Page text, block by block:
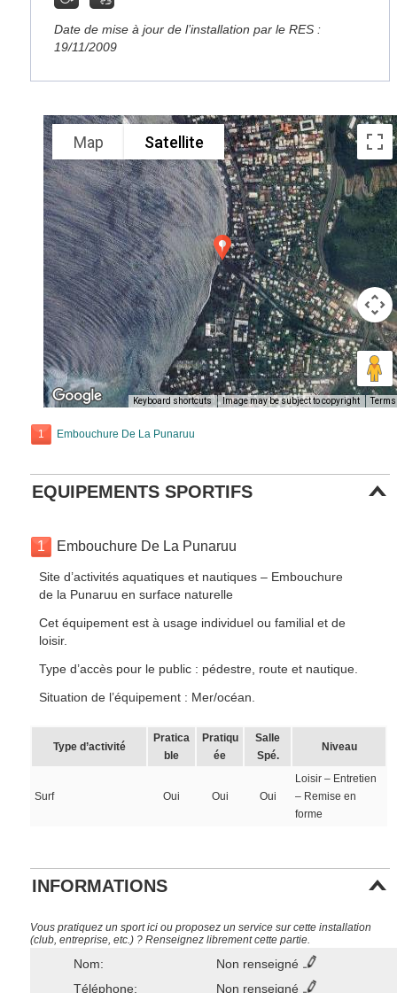
Date de mise à jour de l’installation par le RES :
19/11/2009
Map Satellite
Keyboard shortcuts Image may be subject to copyright Terms
1 Embouchure De La Punaruu
EQUIPEMENTS SPORTIFS
1 Embouchure De La Punaruu
Site d’activités aquatiques et nautiques – Embouchure
de la Punaruu en surface naturelle
Cet équipement est à usage individuel ou familial et de
loisir.
Type d’accès pour le public : pédestre, route et nautique.
Situation de l’équipement : Mer/océan.
Type d’activité
Pratica
ble
Pratiqu
ée
Salle
Spé.
Niveau
Surf Oui Oui Oui
Loisir – Entretien
– Remise en
forme
INFORMATIONS
Vous pratiquez un sport ici ou proposez un service sur cette installation
(club, entreprise, etc.) ? Renseignez librement cette partie.
Nom:
Non renseigné
Téléphone:
Non renseigné